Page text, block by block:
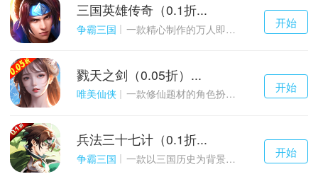
千百度h5
游戏
开始
三国英雄传奇（0.1折...
争霸三国 一款精心制作的万人即时战斗SLG三国手游
千百度h5
游戏
开始
戮天之剑（0.05折）...
唯美仙侠 一款修仙题材的角色扮演养成手游
千百度h5
游戏
开始
兵法三十七计（0.1折...
争霸三国 一款以三国历史为背景的卡牌策略游戏